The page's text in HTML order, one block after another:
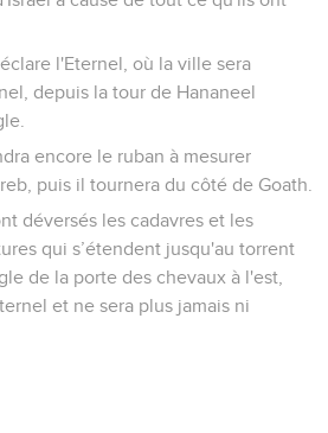
l'Eternel, où la ville sera
depuis la tour de Hananeel
encore le ruban à mesurer
puis il tournera du côté de Goath.
déversés les cadavres et les
qui s’étendent jusqu'au torrent
de la porte des chevaux à l'est,
et ne sera plus jamais ni